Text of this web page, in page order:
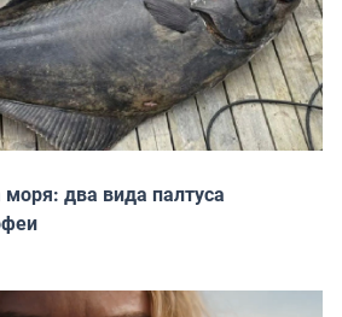
два вида палтуса